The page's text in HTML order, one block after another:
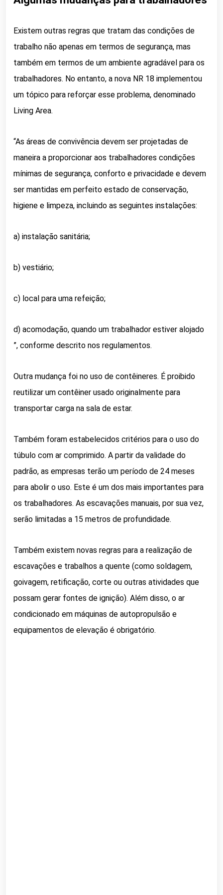
Existem outras regras que tratam das condições de
trabalho não apenas em termos de segurança, mas
também em termos de um ambiente agradável para os
trabalhadores. No entanto, a nova NR 18 implementou
um tópico para reforçar esse problema, denominado
Living Area.
“As áreas de convivência devem ser projetadas de
maneira a proporcionar aos trabalhadores condições
mínimas de segurança, conforto e privacidade e devem
ser mantidas em perfeito estado de conservação,
higiene e limpeza, incluindo as seguintes instalações:
a) instalação sanitária;
b) vestiário;
c) local para uma refeição;
d) acomodação, quando um trabalhador estiver alojado
”, conforme descrito nos regulamentos.
Outra mudança foi no uso de contêineres. É proibido
reutilizar um contêiner usado originalmente para
transportar carga na sala de estar.
Também foram estabelecidos critérios para o uso do
túbulo com ar comprimido. A partir da validade do
padrão, as empresas terão um período de 24 meses
para abolir o uso. Este é um dos mais importantes para
os trabalhadores. As escavações manuais, por sua vez,
serão limitadas a 15 metros de profundidade.
Também existem novas regras para a realização de
escavações e trabalhos a quente (como soldagem,
goivagem, retificação, corte ou outras atividades que
possam gerar fontes de ignição). Além disso, o ar
condicionado em máquinas de autopropulsão e
equipamentos de elevação é obrigatório.